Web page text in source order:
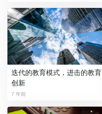
迭代的教育模式，进击的教育
创新
7 年前